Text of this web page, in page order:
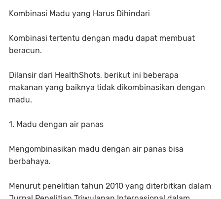
Kombinasi Madu yang Harus Dihindari
Kombinasi tertentu dengan madu dapat membuat
beracun.
Dilansir dari HealthShots, berikut ini beberapa
makanan yang baiknya tidak dikombinasikan dengan
madu.
1. Madu dengan air panas
Mengombinasikan madu dengan air panas bisa
berbahaya.
Menurut penelitian tahun 2010 yang diterbitkan dalam